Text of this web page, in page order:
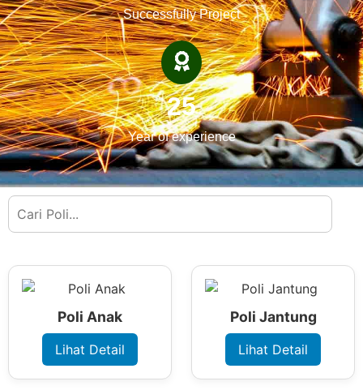
Successfully Project
25
Year of experience
Poli Anak
Lihat Detail
Poli Jantung
Lihat Detail